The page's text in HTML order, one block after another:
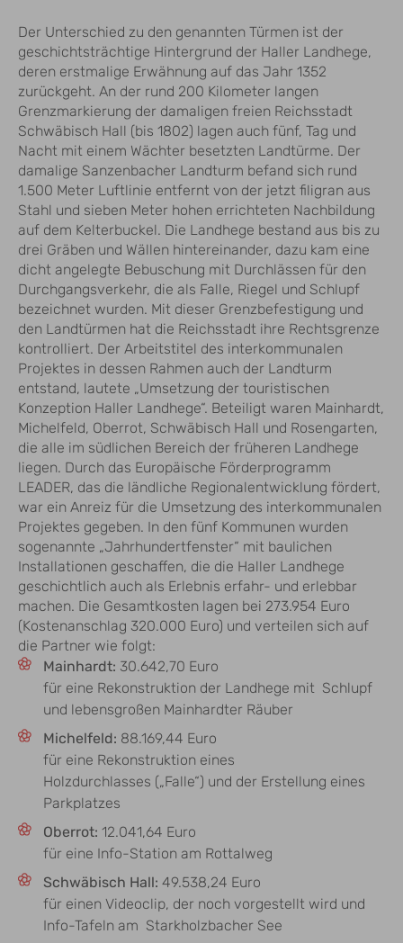
Der Unterschied zu den genannten Türmen ist der
geschichtsträchtige Hintergrund der Haller Landhege,
deren erstmalige Erwähnung auf das Jahr 1352
zurückgeht. An der rund 200 Kilometer langen
Grenzmarkierung der damaligen freien Reichsstadt
Schwäbisch Hall (bis 1802) lagen auch fünf, Tag und
Nacht mit einem Wächter besetzten Landtürme. Der
damalige Sanzenbacher Landturm befand sich rund
1.500 Meter Luftlinie entfernt von der jetzt filigran aus
Stahl und sieben Meter hohen errichteten Nachbildung
auf dem Kelterbuckel. Die Landhege bestand aus bis zu
drei Gräben und Wällen hintereinander, dazu kam eine
dicht angelegte Bebuschung mit Durchlässen für den
Durchgangsverkehr, die als Falle, Riegel und Schlupf
bezeichnet wurden. Mit dieser Grenzbefestigung und
den Landtürmen hat die Reichsstadt ihre Rechtsgrenze
kontrolliert. Der Arbeitstitel des interkommunalen
Projektes in dessen Rahmen auch der Landturm
entstand, lautete „Umsetzung der touristischen
Konzeption Haller Landhege“. Beteiligt waren Mainhardt,
Michelfeld, Oberrot, Schwäbisch Hall und Rosengarten,
die alle im südlichen Bereich der früheren Landhege
liegen. Durch das Europäische Förderprogramm
LEADER, das die ländliche Regionalentwicklung fördert,
war ein Anreiz für die Umsetzung des interkommunalen
Projektes gegeben. In den fünf Kommunen wurden
sogenannte „Jahrhundertfenster“ mit baulichen
Installationen geschaffen, die die Haller Landhege
geschichtlich auch als Erlebnis erfahr- und erlebbar
machen. Die Gesamtkosten lagen bei 273.954 Euro
(Kostenanschlag 320.000 Euro) und verteilen sich auf
die Partner wie folgt:
Mainhardt: 30.642,70 Euro
für eine Rekonstruktion der Landhege mit Schlupf
und lebensgroßen Mainhardter Räuber
Michelfeld: 88.169,44 Euro
für eine Rekonstruktion eines
Holzdurchlasses („Falle“) und der Erstellung eines
Parkplatzes
Oberrot: 12.041,64 Euro
für eine Info-Station am Rottalweg
Schwäbisch Hall: 49.538,24 Euro
für einen Videoclip, der noch vorgestellt wird und
Info-Tafeln am Starkholzbacher See